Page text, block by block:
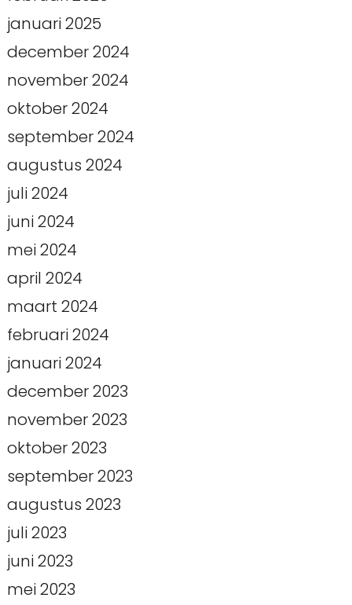
januari 2025
december 2024
november 2024
oktober 2024
september 2024
augustus 2024
juli 2024
juni 2024
mei 2024
april 2024
maart 2024
februari 2024
januari 2024
december 2023
november 2023
oktober 2023
september 2023
augustus 2023
juli 2023
juni 2023
mei 2023